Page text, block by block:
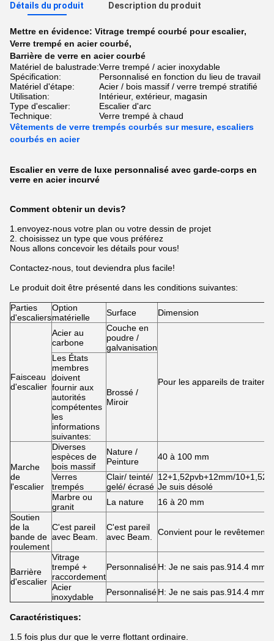
Détails du produit Description du produit
Mettre en évidence: Vitrage trempé courbé pour escalier,
Verre trempé en acier courbé,
Barrière de verre en acier courbé
Matériel de balustrade:Verre trempé / acier inoxydable
Spécification:
Personnalisé en fonction du lieu de travail
Matériel d'étape:
Acier / bois massif / verre trempé stratifié
Utilisation:
Intérieur, extérieur, magasin
Type d'escalier:
Escalier d'arc
Technique:
Verre trempé à chaud
Vêtements de verre trempés courbés sur mesure, escaliers
courbés en acier
Escalier en verre de luxe personnalisé avec garde-corps en
verre en acier incurvé
Comment obtenir un devis?
1.envoyez-nous votre plan ou votre dessin de projet
2. choisissez un type que vous préférez
Nous allons concevoir les détails pour vous!
Contactez-nous, tout deviendra plus facile!
Le produit doit être présenté dans les conditions suivantes:
Parties
d'escaliers
Option
matérielle
Surface Dimension
Faisceau
d'escalier
Acier au
carbone
Couche en
poudre /
galvanisation
Pour les appareils de
Les États
membres
doivent
fournir aux
autorités
compétentes
les
informations
suivantes:
Brossé /
Miroir
Marche
de
l'escalier
Diverses
espèces de
bois massif
Nature /
Peinture
40 à 100 mm
Verres
trempés
Clair/ teinté/
gelé/ écrasé
12+1,52pvb+12mm/
Je suis désolé
Marbre ou
granit
La nature
16 à 20 mm
Soutien
de la
bande de
roulement
C'est pareil
avec Beam.
C'est pareil
avec Beam.
Convient pour le revêtement
Barrière
d'escalier
Vitrage
trempé +
raccordement
PersonnaliséH: Je ne sais pas.914.4 mm
Acier
inoxydable
PersonnaliséH: Je ne sais pas.914.4 mm
Caractéristiques:
1.5 fois plus dur que le verre flottant ordinaire.